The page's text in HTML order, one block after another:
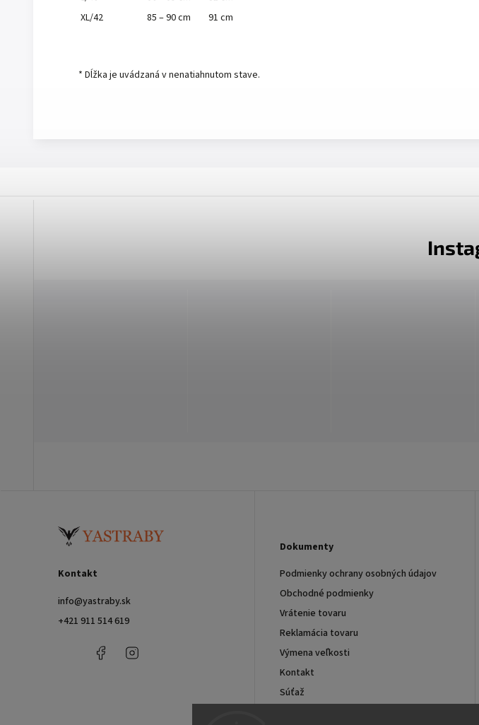
XL/42
85 – 90 cm 91 cm
* Dĺžka je uvádzaná v nenatiahnutom stave.
Kontakt
info@yastraby.sk
+421 911 514 619
+421
Facebook
Dokumenty
Podmienky ochrany osobných údajov
Obchodné podmienky
Vrátenie tovaru
Reklamácia tovaru
Výmena veľkosti
Kontakt
Súťaž